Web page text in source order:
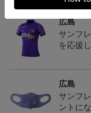
広島
サンフ
を応援
広島
サンフ
ントに